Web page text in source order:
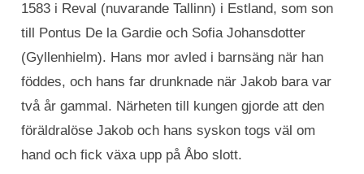
1583 i Reval (nuvarande Tallinn) i Estland, som son
till Pontus De la Gardie och Sofia Johansdotter
(Gyllenhielm). Hans mor avled i barnsäng när han
föddes, och hans far drunknade när Jakob bara var
två år gammal. Närheten till kungen gjorde att den
föräldralöse Jakob och hans syskon togs väl om
hand och fick växa upp på Åbo slott.